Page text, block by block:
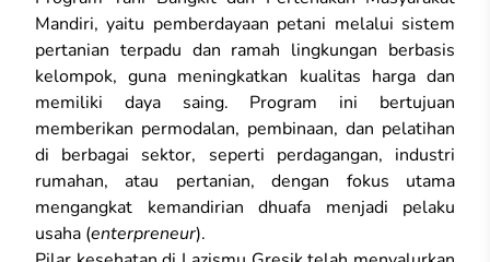
Mandiri, yaitu pemberdayaan petani melalui sistem
pertanian terpadu dan ramah lingkungan berbasis
kelompok, guna meningkatkan kualitas harga dan
memiliki daya saing. Program ini bertujuan
memberikan permodalan, pembinaan, dan pelatihan
di berbagai sektor, seperti perdagangan, industri
rumahan, atau pertanian, dengan fokus utama
mengangkat kemandirian dhuafa menjadi pelaku
usaha (enterpreneur).